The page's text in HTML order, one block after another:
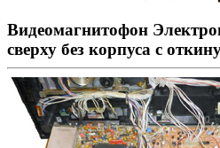
Видеомагнитофон
сверху без корпуса с